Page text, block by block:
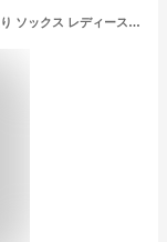
介護 靴下 滑り止め付き 麻混 花柄 足首ゆったり ソックス レディース 婦人 用 介護用靴下 履き口広い ゆるい のびる 締め付けない むくみ リハビリ 介護用衣料 高齢者 女性 シニア